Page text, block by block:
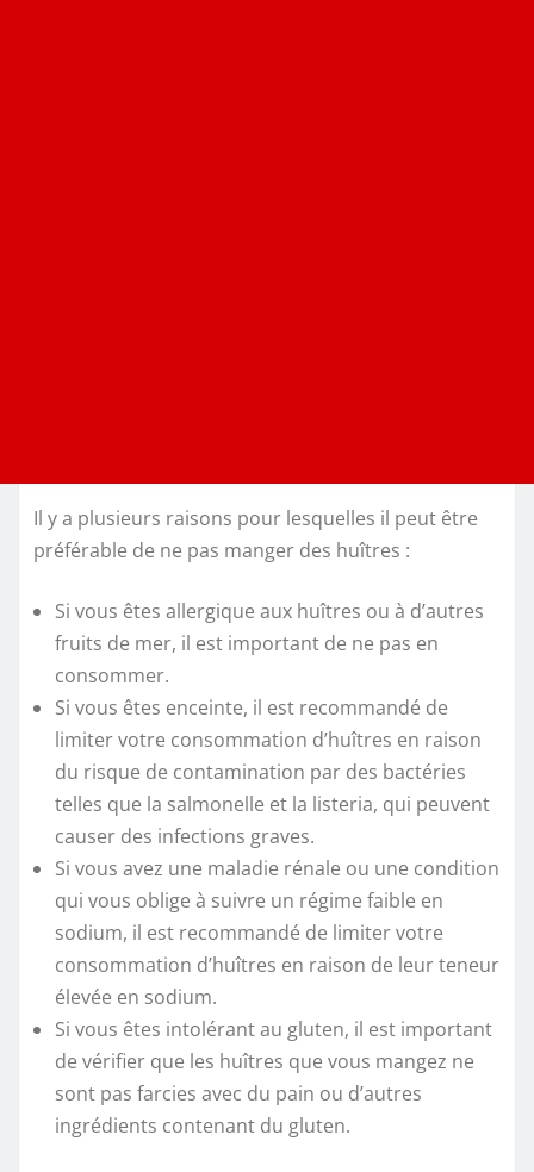
Il y a plusieurs raisons pour lesquelles il peut être
préférable de ne pas manger des huîtres :
Si vous êtes allergique aux huîtres ou à d’autres
fruits de mer, il est important de ne pas en
consommer.
Si vous êtes enceinte, il est recommandé de
limiter votre consommation d’huîtres en raison
du risque de contamination par des bactéries
telles que la salmonelle et la listeria, qui peuvent
causer des infections graves.
Si vous avez une maladie rénale ou une condition
qui vous oblige à suivre un régime faible en
sodium, il est recommandé de limiter votre
consommation d’huîtres en raison de leur teneur
élevée en sodium.
Si vous êtes intolérant au gluten, il est important
de vérifier que les huîtres que vous mangez ne
sont pas farcies avec du pain ou d’autres
ingrédients contenant du gluten.